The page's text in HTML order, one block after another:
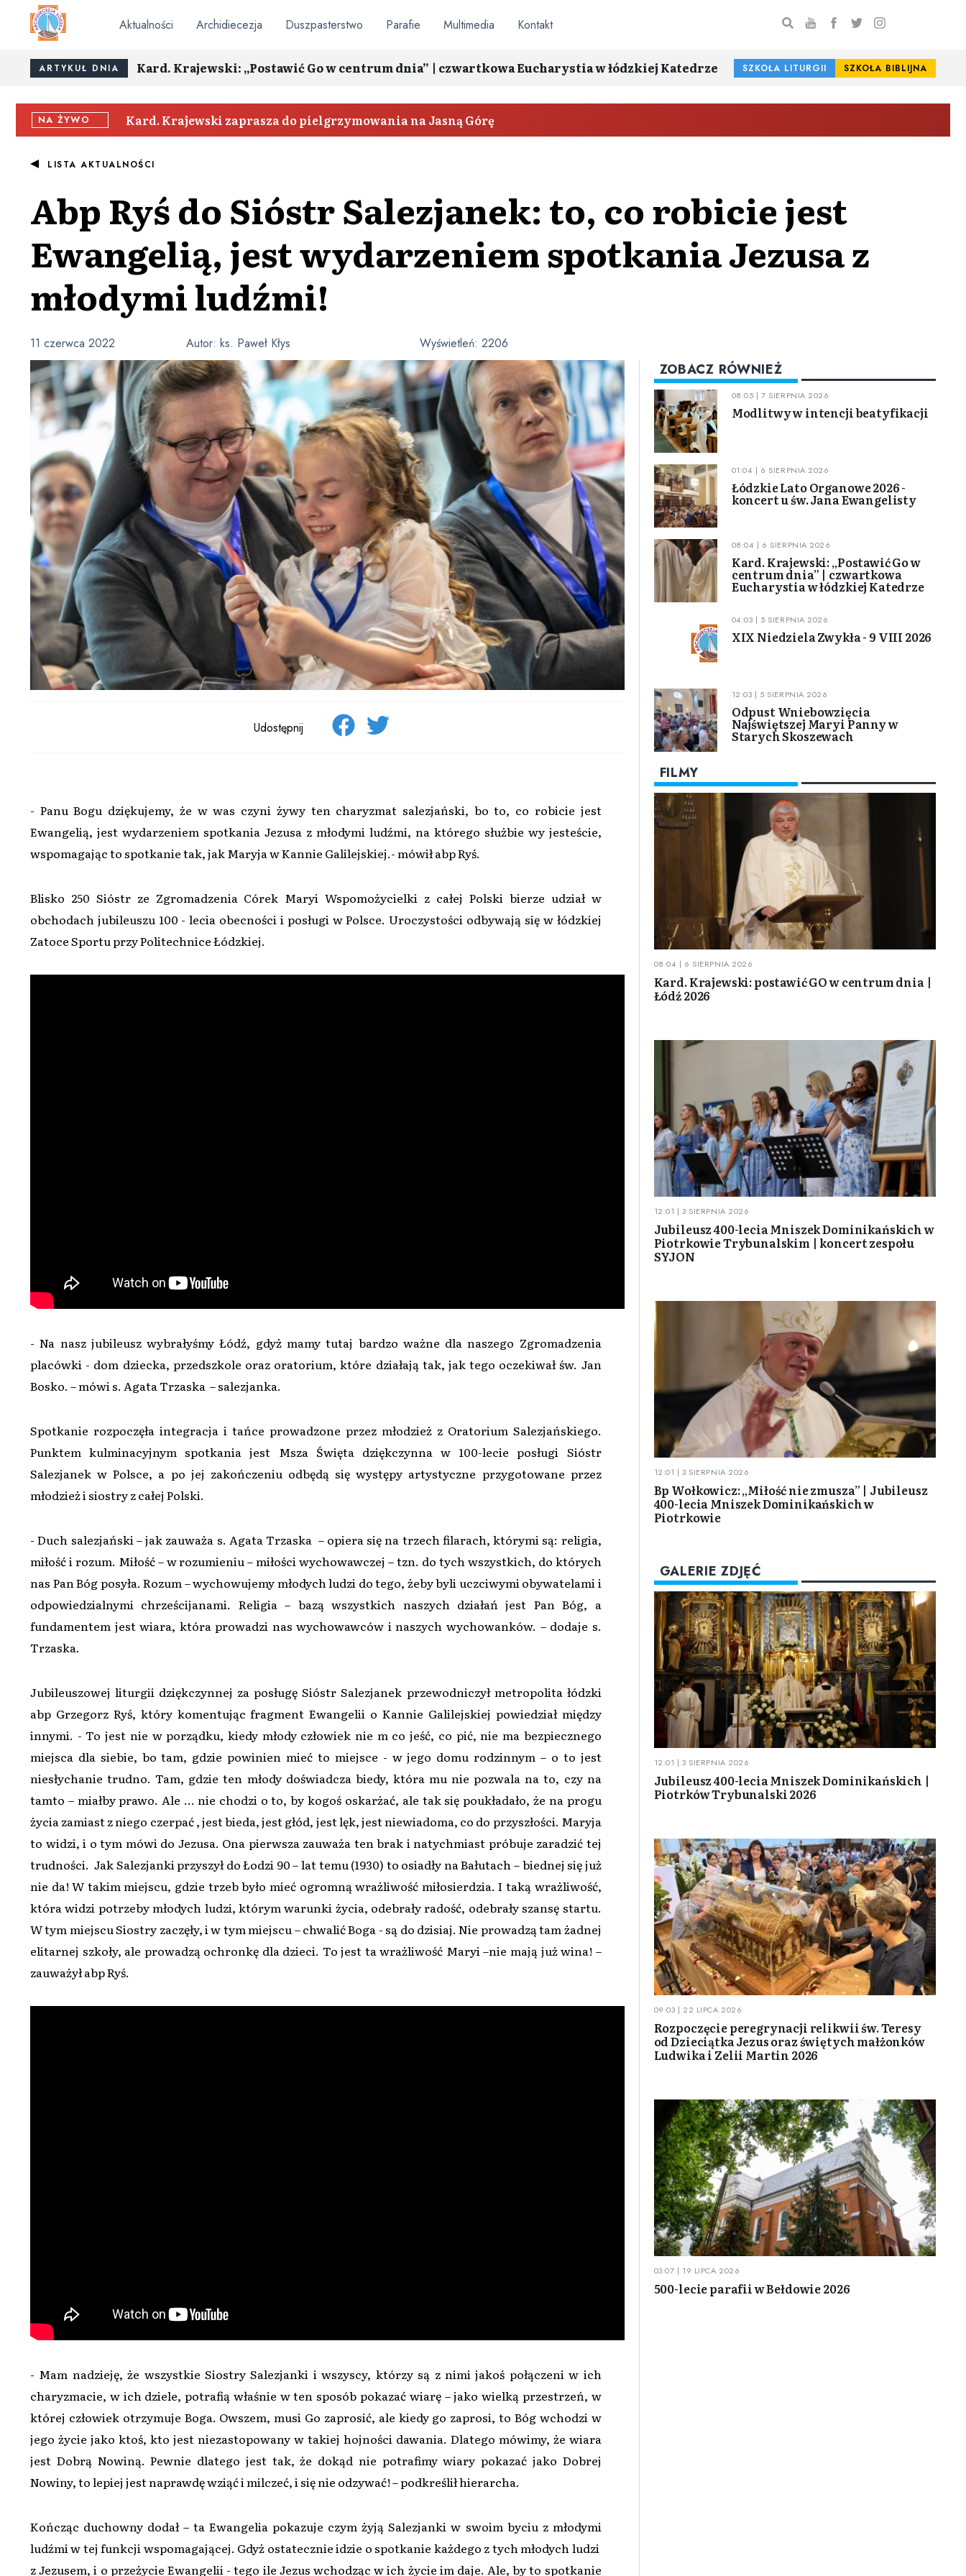
Aktualności Archidiecezja Duszpasterstwo Parafie Multimedia Kontakt
ARTYKUŁ DNIA Kard. Krajewski: „Postawić Go w centrum dnia” | czwartkowa Eucharystia w łódzkiej Katedrze SZKOŁA LITURGII SZKOŁA BIBLIJNA
NA ŻYWO Kard. Krajewski zaprasza do pielgrzymowania na Jasną Górę
LISTA AKTUALNOŚCI
Abp Ryś do Sióstr Salezjanek: to, co robicie jest
Ewangelią, jest wydarzeniem spotkania Jezusa z
młodymi ludźmi!
Autor: ks. Paweł Kłys
11 czerwca 2022 Wyświetleń: 2206
Udostępnij
- Panu Bogu dziękujemy, że w was czyni żywy ten charyzmat salezjański, bo to, co robicie jest
Ewangelią, jest wydarzeniem spotkania Jezusa z młodymi ludźmi, na którego służbie wy jesteście,
wspomagając to spotkanie tak, jak Maryja w Kannie Galilejskiej.- mówił abp Ryś.
Blisko 250 Sióstr ze Zgromadzenia Córek Maryi Wspomożycielki z całej Polski bierze udział w
obchodach jubileuszu 100 - lecia obecności i posługi w Polsce. Uroczystości odbywają się w łódzkiej
Zatoce Sportu przy Politechnice Łódzkiej.
- Na nasz jubileusz wybrałyśmy Łódź, gdyż mamy tutaj bardzo ważne dla naszego Zgromadzenia
placówki - dom dziecka, przedszkole oraz oratorium, które działają tak, jak tego oczekiwał św. Jan
Bosko. – mówi s. Agata Trzaska – salezjanka.
Spotkanie rozpoczęła integracja i tańce prowadzone przez młodzież z Oratorium Salezjańskiego.
Punktem kulminacyjnym spotkania jest Msza Święta dziękczynna w 100-lecie posługi Sióstr
Salezjanek w Polsce, a po jej zakończeniu odbędą się występy artystyczne przygotowane przez
młodzież i siostry z całej Polski.
- Duch salezjański – jak zauważa s. Agata Trzaska – opiera się na trzech filarach, którymi są: religia,
miłość i rozum. Miłość – w rozumieniu – miłości wychowawczej – tzn. do tych wszystkich, do których
nas Pan Bóg posyła. Rozum – wychowujemy młodych ludzi do tego, żeby byli uczciwymi obywatelami i
odpowiedzialnymi chrześcijanami. Religia – bazą wszystkich naszych działań jest Pan Bóg, a
fundamentem jest wiara, która prowadzi nas wychowawców i naszych wychowanków. – dodaje s.
Trzaska.
Jubileuszowej liturgii dziękczynnej za posługę Sióstr Salezjanek przewodniczył metropolita łódzki
abp Grzegorz Ryś, który komentując fragment Ewangelii o Kannie Galilejskiej powiedział między
innymi. - To jest nie w porządku, kiedy młody człowiek nie m co jeść, co pić, nie ma bezpiecznego
miejsca dla siebie, bo tam, gdzie powinien mieć to miejsce - w jego domu rodzinnym – o to jest
niesłychanie trudno. Tam, gdzie ten młody doświadcza biedy, która mu nie pozwala na to, czy na
tamto – miałby prawo. Ale … nie chodzi o to, by kogoś oskarżać, ale tak się poukładało, że na progu
życia zamiast z niego czerpać , jest bieda, jest głód, jest lęk, jest niewiadoma, co do przyszłości. Maryja
to widzi, i o tym mówi do Jezusa. Ona pierwsza zauważa ten brak i natychmiast próbuje zaradzić tej
trudności. Jak Salezjanki przyszył do Łodzi 90 – lat temu (1930) to osiadły na Bałutach – biednej się już
nie da! W takim miejscu, gdzie trzeb było mieć ogromną wrażliwość miłosierdzia. I taką wrażliwość,
która widzi potrzeby młodych ludzi, którym warunki życia, odebrały radość, odebrały szansę startu.
W tym miejscu Siostry zaczęły, i w tym miejscu – chwalić Boga - są do dzisiaj. Nie prowadzą tam żadnej
elitarnej szkoły, ale prowadzą ochronkę dla dzieci. To jest ta wrażliwość Maryi –nie mają już wina! –
zauważył abp Ryś.
- Mam nadzieję, że wszystkie Siostry Salezjanki i wszyscy, którzy są z nimi jakoś połączeni w ich
charyzmacie, w ich dziele, potrafią właśnie w ten sposób pokazać wiarę – jako wielką przestrzeń, w
której człowiek otrzymuje Boga. Owszem, musi Go zaprosić, ale kiedy go zaprosi, to Bóg wchodzi w
jego życie jako ktoś, kto jest niezastopowany w takiej hojności dawania. Dlatego mówimy, że wiara
jest Dobrą Nowiną. Pewnie dlatego jest tak, że dokąd nie potrafimy wiary pokazać jako Dobrej
Nowiny, to lepiej jest naprawdę wziąć i milczeć, i się nie odzywać! – podkreślił hierarcha.
Kończąc duchowny dodał – ta Ewangelia pokazuje czym żyją Salezjanki w swoim byciu z młodymi
ludźmi w tej funkcji wspomagającej. Gdyż ostatecznie idzie o spotkanie każdego z tych młodych ludzi
z Jezusem, i o przeżycie Ewangelii - tego ile Jezus wchodząc w ich życie im daje. Ale, by to spotkanie
ZOBACZ RÓWNIEŻ
08:05 | 7 SIERPNIA 2026
Modlitwy w intencji beatyfikacji
01:04 | 6 SIERPNIA 2026
Łódzkie Lato Organowe 2026 -
koncert u św. Jana Ewangelisty
08:04 | 6 SIERPNIA 2026
Kard. Krajewski: „Postawić Go w
centrum dnia” | czwartkowa
Eucharystia w łódzkiej Katedrze
04:03 | 5 SIERPNIA 2026
XIX Niedziela Zwykła - 9 VIII 2026
12:03 | 5 SIERPNIA 2026
Odpust Wniebowzięcia
Najświętszej Maryi Panny w
Starych Skoszewach
FILMY
08:04 | 6 SIERPNIA 2026
Kard. Krajewski: postawić GO w centrum dnia |
Łódź 2026
12:01 | 3 SIERPNIA 2026
Jubileusz 400-lecia Mniszek Dominikańskich w
Piotrkowie Trybunalskim | koncert zespołu
SYJON
12:01 | 3 SIERPNIA 2026
Bp Wołkowicz: „Miłość nie zmusza” | Jubileusz
400-lecia Mniszek Dominikańskich w
Piotrkowie
GALERIE ZDJĘĆ
12:01 | 3 SIERPNIA 2026
Jubileusz 400-lecia Mniszek Dominikańskich |
Piotrków Trybunalski 2026
09:03 | 22 LIPCA 2026
Rozpoczęcie peregrynacji relikwii św. Teresy
od Dzieciątka Jezus oraz świętych małżonków
Ludwika i Zelii Martin 2026
03:07 | 19 LIPCA 2026
500-lecie parafii w Bełdowie 2026